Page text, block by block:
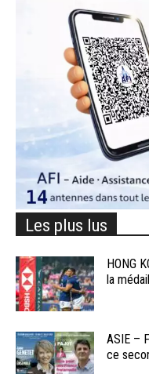
Les plus lus
HONG
la
ASIE –
ce